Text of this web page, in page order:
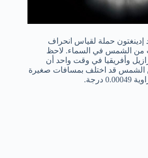
عام 1919 قاد إدينغتون حملة لقياس انحراف
من الشمس في السماء. لاحظ
وأفريقيا في وقت واحد أن
الشمس قد اختلف بمسافات صغيرة
درجة.